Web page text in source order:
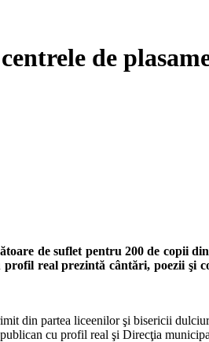
de
de suflet pentru 200 de copii
real prezintă cântări, poezii şi
din partea liceenilor şi bisericii
cu profil real şi Direcţia